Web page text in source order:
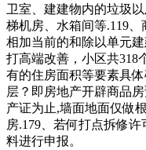
卫室、建建物内的垃圾
梯机房、水箱间等.119
相加当前的和除以单元
打高端改善，小区共318
有的住房面积等要素具
层？即房地产开辟商品
产证为止,墙面地面仅做
房.179、若何打点拆修
料进行申报。